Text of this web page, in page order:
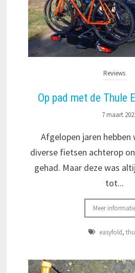
Reviews
Op pad met de Thule
7 maart
Afgelopen jaren hebben
diverse fietsen achterop
gehad. Maar deze was
tot...
Meer
easyfold,